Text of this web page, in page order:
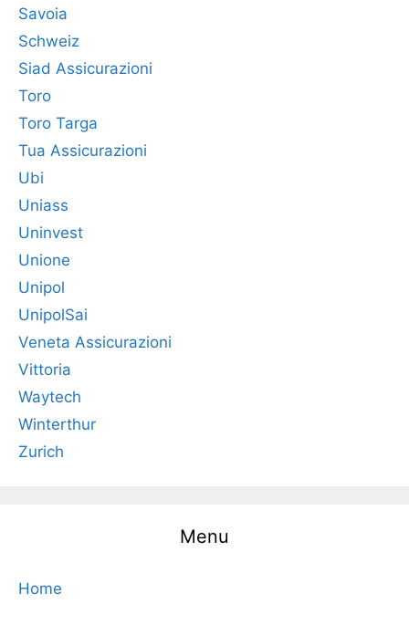
Savoia
Schweiz
Siad Assicurazioni
Toro
Toro Targa
Tua Assicurazioni
Ubi
Uniass
Uninvest
Unione
Unipol
UnipolSai
Veneta Assicurazioni
Vittoria
Waytech
Winterthur
Zurich
Menu
Home